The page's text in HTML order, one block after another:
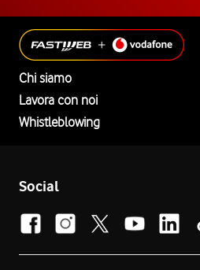
Chi siamo
Lavora con noi
Whistleblowing
Social